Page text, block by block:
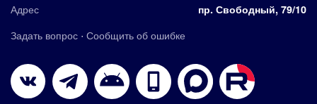
Адрес пр. Свободный, 79/10
Задать вопрос · Сообщить об ошибке